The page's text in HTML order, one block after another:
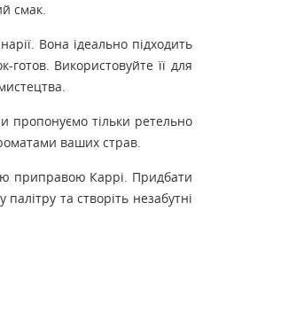
смак.
Вона ідеально підходить
готов. Використовуйте її для
пропонуємо тільки ретельно
ваших страв.
приправою Каррі. Придбати
та створіть незабутні